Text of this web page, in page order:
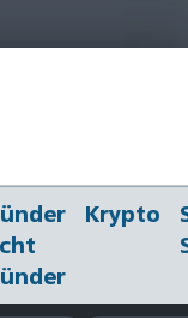
Krypto